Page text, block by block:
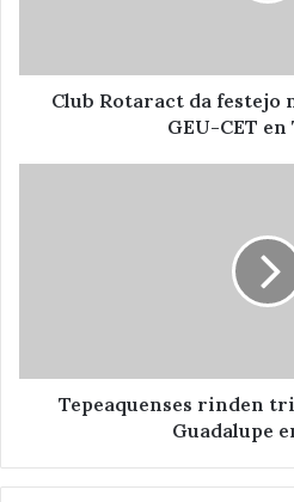
GEU-
Club Rotaract da festejo
GEU-CET en
en
Tepeaquenses rinden
Guadalupe